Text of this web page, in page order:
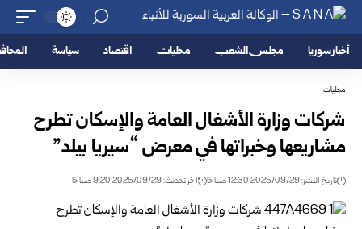
أخبار سوريا مجلس الشعب محليات اقتصاد سياسة
محليات
شركات وزارة الأشغال العامة والإسكان تطرح
مشاريعها وخبراتها في معرض “سيريا بيلد”
تاريخ النشر: 2025/09/29 12:30 صباحًا اخر تحديث: 2025/09/29 9:20 صباحًا